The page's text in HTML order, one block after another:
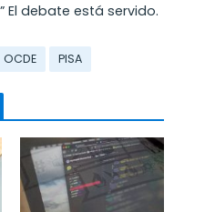
El debate está servido.
OCDE PISA